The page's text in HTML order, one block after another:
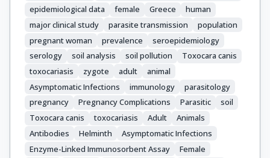
epidemiological data
female Greece
human
major clinical study
parasite transmission
population
pregnant woman
prevalence
seroepidemiology
serology
soil analysis soil pollution
Toxocara canis
toxocariasis
zygote adult
animal
Asymptomatic Infections
immunology
parasitology
pregnancy
Pregnancy Complications Parasitic
soil
Toxocara canis
toxocariasis Adult
Animals
Antibodies
Helminth
Asymptomatic Infections
Enzyme-Linked Immunosorbent Assay
Female